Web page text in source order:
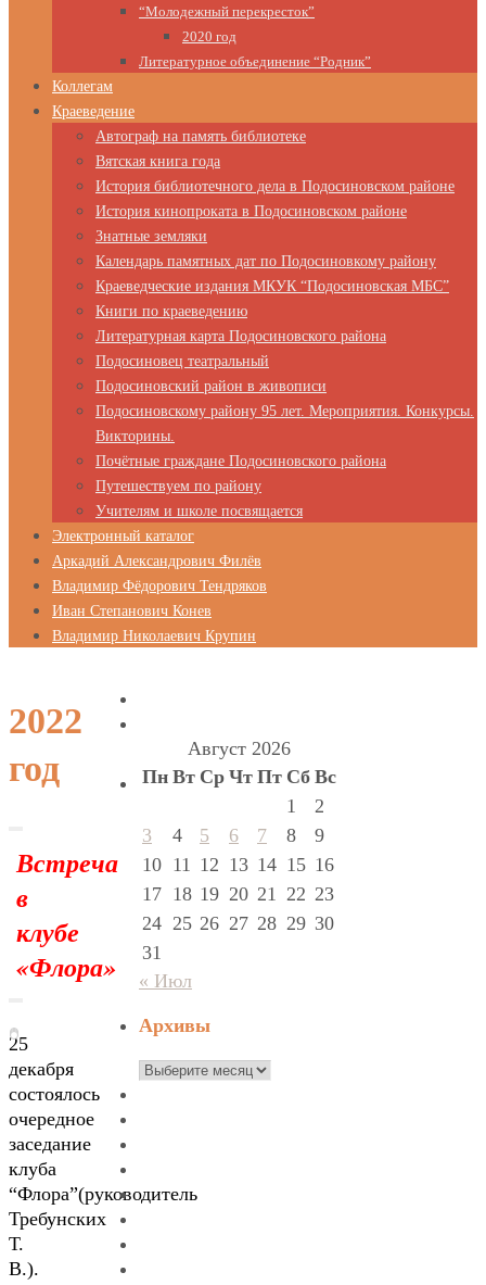
“Молодежный перекресток”
2020 год
Литературное объединение “Родник”
Коллегам
Краеведение
Автограф на память библиотеке
Вятская книга года
История библиотечного дела в Подосиновском районе
История кинопроката в Подосиновском районе
Знатные земляки
Календарь памятных дат по Подосиновкому району
Краеведческие издания МКУК “Подосиновская МБС”
Книги по краеведению
Литературная карта Подосиновского района
Подосиновец театральный
Подосиновский район в живописи
Подосиновскому району 95 лет. Мероприятия. Конкурсы.
Викторины.
Почётные граждане Подосиновского района
Путешествуем по району
Учителям и школе посвящается
Электронный каталог
Аркадий Александрович Филёв
Владимир Фёдорович Тендряков
Иван Степанович Конев
Владимир Николаевич Крупин
2022
год
Встреча
в
клубе
«Флора»
25
декабря
состоялось
очередное
заседание
клуба
“Флора”(руководитель
Требунских
Т.
В.).
Август 2026
Пн Вт Ср Чт Пт Сб Вс
1
2
3
4 5 6 7 8
9
10 11 12 13 14 15 16
17 18 19 20 21 22 23
24 25 26 27 28 29 30
31
« Июл
Архивы
Архивы